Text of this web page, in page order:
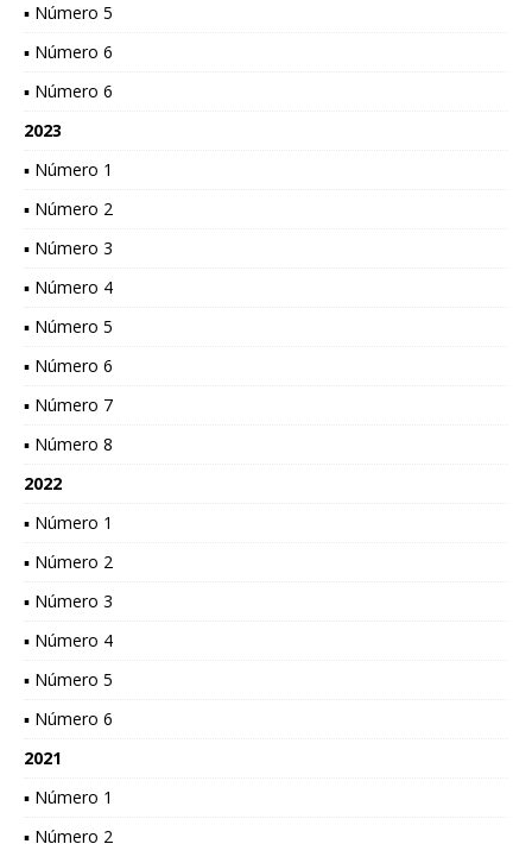
▪ Número 5
▪ Número 6
▪ Número 6
2023
▪ Número 1
▪ Número 2
▪ Número 3
▪ Número 4
▪ Número 5
▪ Número 6
▪ Número 7
▪ Número 8
2022
▪ Número 1
▪ Número 2
▪ Número 3
▪ Número 4
▪ Número 5
▪ Número 6
2021
▪ Número 1
▪ Número 2